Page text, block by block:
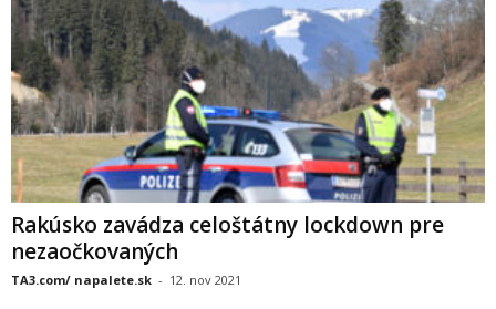
Rakúsko zavádza celoštátny lockdown pre
nezaočkovaných
TA3.com/ napalete.sk - 12. nov 2021